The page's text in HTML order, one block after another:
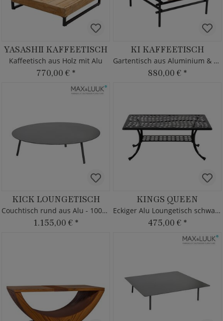
YASASHII KAFFEETISCH
Kaffeetisch aus Holz mit Alu
770,00 € *
KI KAFFEETISCH
Gartentisch aus Aluminium & Teak
880,00 € *
KICK LOUNGETISCH
Couchtisch rund aus Alu - 100cm
1.155,00 € *
KINGS QUEEN
Eckiger Alu Loungetisch schwarz - 108cm
475,00 € *